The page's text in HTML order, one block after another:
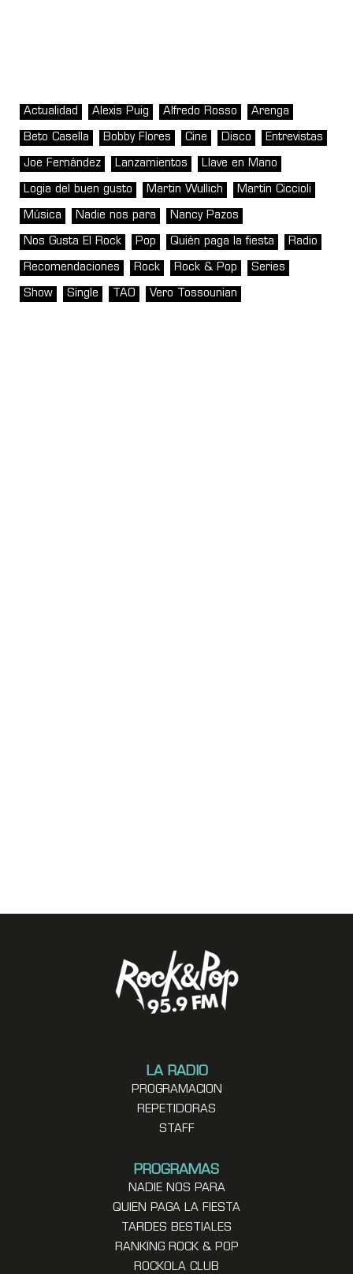
Actualidad Alexis Puig Alfredo Rosso Arenga
Beto Casella Bobby Flores Cine Disco Entrevistas
Joe Fernández Lanzamientos Llave en Mano
Logia del buen gusto Martin Wullich Martín Ciccioli
Música Nadie nos para Nancy Pazos
Nos Gusta El Rock Pop Quién paga la fiesta Radio
Recomendaciones Rock Rock & Pop Series
Show Single TAO Vero Tossounian
LA RADIO
PROGRAMACION
REPETIDORAS
STAFF
PROGRAMAS
NADIE NOS PARA
QUIEN PAGA LA FIESTA
TARDES BESTIALES
RANKING ROCK & POP
ROCKOLA CLUB